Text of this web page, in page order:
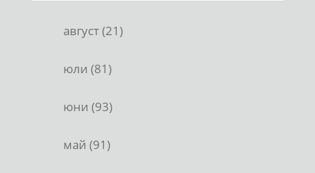
август (21)
юли (81)
юни (93)
май (91)